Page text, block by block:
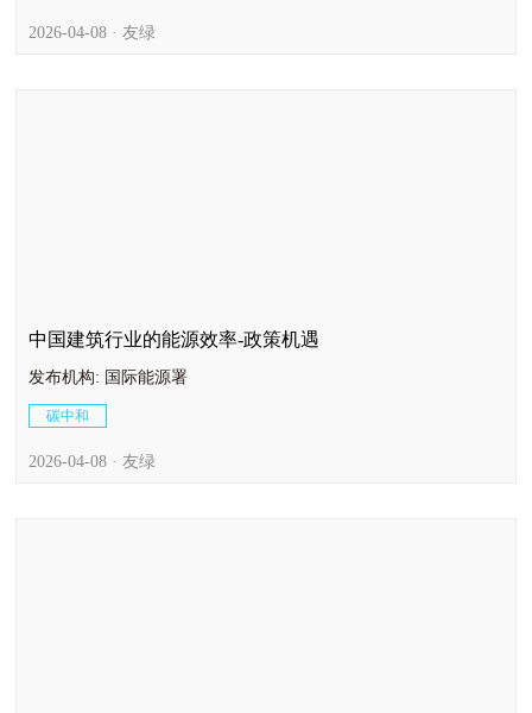
2026-04-08 · 友绿
中国建筑行业的能源效率-政策机遇
发布机构: 国际能源署
碳中和
2026-04-08 · 友绿